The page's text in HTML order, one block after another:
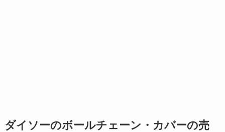
ダイソーのボールチェーン・カバーの売